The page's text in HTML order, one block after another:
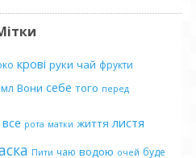
крові руки чай фрукти
мл Вони себе того перед
все рота матки життя листя
Пити чаю водою очей буде